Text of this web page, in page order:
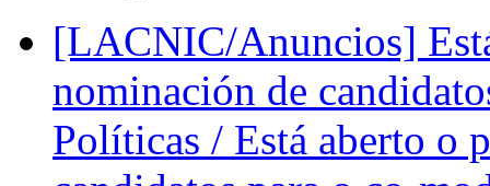
[LACNIC/Anuncios]
nominación de
Políticas / Está aberto o